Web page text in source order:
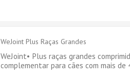
WeJoint Plus Raças Grandes
WeJoint• Plus raças grandes
complementar para cães com mais de